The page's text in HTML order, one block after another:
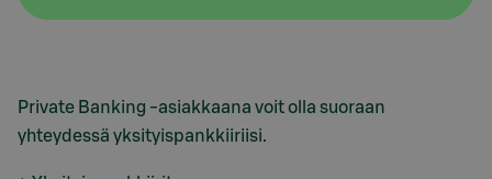
Private Banking -asiakkaana voit olla suoraan
yhteydessä yksityispankkiiriisi.